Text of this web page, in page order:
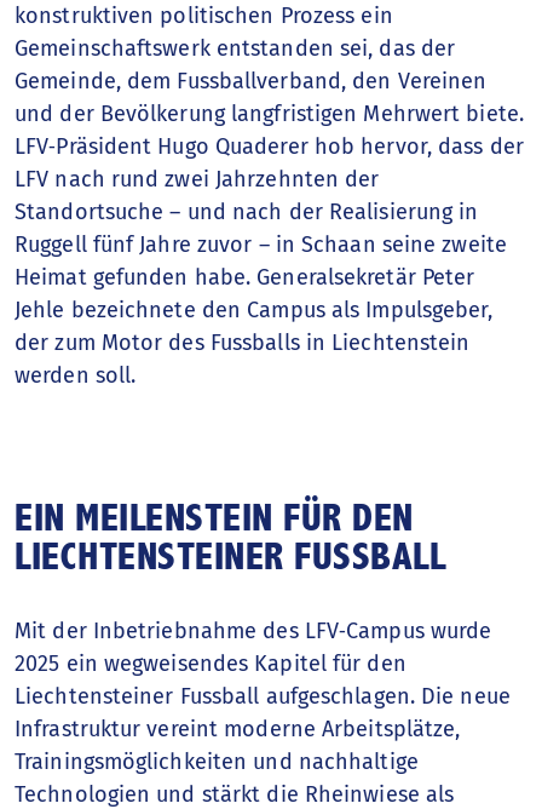
konstruktiven politischen Prozess ein
Gemeinschaftswerk entstanden sei, das der
Gemeinde, dem Fussballverband, den Vereinen
und der Bevölkerung langfristigen Mehrwert biete.
LFV‑Präsident Hugo Quaderer hob hervor, dass der
LFV nach rund zwei Jahrzehnten der
Standortsuche – und nach der Realisierung in
Ruggell fünf Jahre zuvor – in Schaan seine zweite
Heimat gefunden habe. Generalsekretär Peter
Jehle bezeichnete den Campus als Impulsgeber,
der zum Motor des Fussballs in Liechtenstein
werden soll.
EIN MEILENSTEIN FÜR DEN
LIECHTENSTEINER FUSSBALL
Mit der Inbetriebnahme des LFV‑Campus wurde
2025 ein wegweisendes Kapitel für den
Liechtensteiner Fussball aufgeschlagen. Die neue
Infrastruktur vereint moderne Arbeitsplätze,
Trainingsmöglichkeiten und nachhaltige
Technologien und stärkt die Rheinwiese als